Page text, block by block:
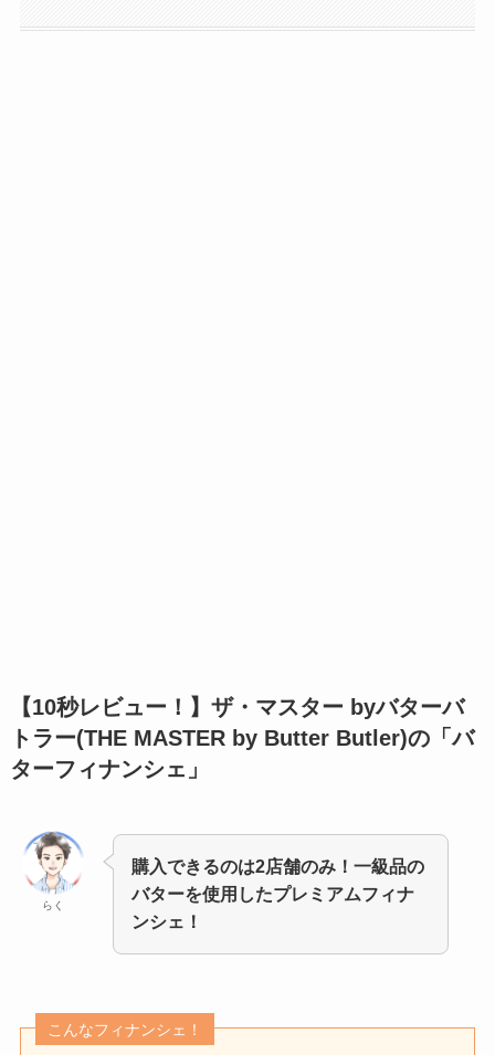
【10秒レビュー！】 ザ・マスター byバターバ
トラー(THE MASTER by Butter Butler)の「バ
ターフィナンシェ」
らく
購入できるのは2店舗のみ！一級品の
バターを使用したプレミアムフィナ
ンシェ！
こんなフィナンシェ！